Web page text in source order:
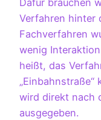
Dafür brauchen
Verfahren hinter
Fachverfahren
wenig
heißt, das
wird direkt nach
ausgegeben.